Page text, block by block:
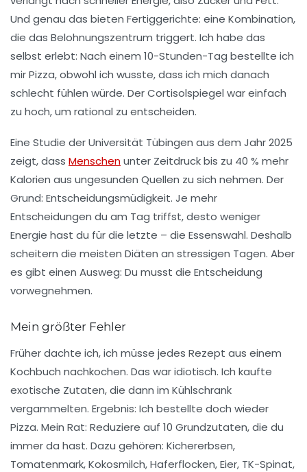
Und genau das bieten Fertiggerichte: eine Kombination,
die das Belohnungszentrum triggert. Ich habe das
selbst erlebt: Nach einem 10-Stunden-Tag bestellte ich
mir Pizza, obwohl ich wusste, dass ich mich danach
schlecht fühlen würde. Der Cortisolspiegel war einfach
zu hoch, um rational zu entscheiden.
Eine Studie derUniversität Tübingen aus dem Jahr 2025
zeigt, dass Menschenunter Zeitdruck bis zu 40 % mehr
Kalorien aus ungesunden Quellen zu sich nehmen. Der
Grund: Entscheidungsmüdigkeit. Je mehr
Entscheidungen du am Tag triffst, desto weniger
Energie hast du für die letzte – die Essenswahl. Deshalb
scheitern die meisten Diäten an stressigen Tagen. Aber
es gibt einen Ausweg: Du musst die Entscheidung
vorwegnehmen.
Mein größter Fehler
Früher dachte ich, ich müsse jedes Rezept aus einem
Kochbuch nachkochen. Das war idiotisch. Ich kaufte
exotische Zutaten, die dann im Kühlschrank
vergammelten. Ergebnis: Ich bestellte doch wieder
Pizza. Mein Rat: Reduziere auf 10 Grundzutaten, die du
immer da hast. Dazu gehören: Kichererbsen,
Tomatenmark, Kokosmilch, Haferflocken, Eier, TK-Spinat,